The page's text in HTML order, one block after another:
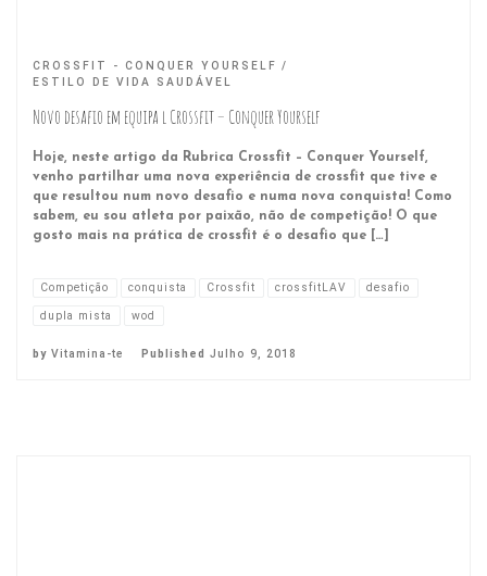
CROSSFIT - CONQUER YOURSELF
ESTILO DE VIDA SAUDÁVEL
Novo desafio em equipa l Crossfit – Conquer Yourself
Hoje, neste artigo da Rubrica Crossfit – Conquer Yourself,
venho partilhar uma nova experiência de crossfit que tive e
que resultou num novo desafio e numa nova conquista! Como
sabem, eu sou atleta por paixão, não de competição! O que
gosto mais na prática de crossfit é o desafio que […]
Competição conquista Crossfit crossfitLAV
desafio
dupla mista
wod
by Vitamina-te Published Julho 9, 2018